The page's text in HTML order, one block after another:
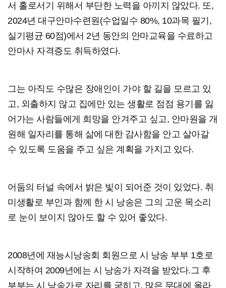
서 홀로서기 위해서 부단한 노력을 아끼지 않았다. 또,
2024년 대구안마수련원(수업일수 80%, 10과목 필기,
실기평균 60점)에서 2년 동안의 안마교육을 수료하고
안마사 자격증도 취득하였다.
그는 아직도 수많은 장애인이 가야 할 길을 모르고 있
고, 외출하지 않고 집에만 있는 생활로 점점 용기를 잃
어가는 사람들에게 희망을 안겨주고 싶고, 안마원을 개
원해 일자리를 통해 삶에 대한 감사함을 안고 살아갈
수 있도록 도움을 주고 싶은 계획을 가지고 있다.
어둠의 터널 속에서 밝은 빛이 되어준 것이 있었다. 취
미생활로 부인과 함께 한 시 낭송은 그의 고운 목소리
로 눈이 보이지 않아도 할 수 있어 좋았다.
2008년에 재능시낭송회 회원으로 시 낭송 부부 1호로
시작하여 2009년에는 시 낭송가 자격을 받았다.그 후
부부는 시 낭송가로 자리를 굳히고, 많은 무대에 올라